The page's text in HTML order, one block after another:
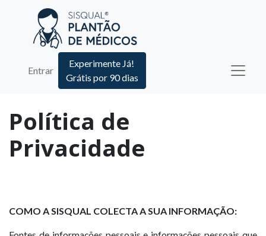
Entrar
Experimente Já!
Grátis por 90 dias
Política de
Privacidade
COMO A SISQUAL COLECTA A SUA INFORMAÇÃO: